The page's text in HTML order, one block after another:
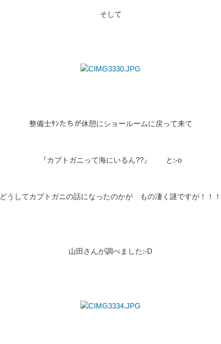
そして
整備士ｻﾝたちが休憩にショールームに戻って来て
『カブトガニって海にいるん??』 と:-o
どうしてカブトガニの話になったのかが もの凄く謎ですが！！！
山田さんが調べました:-D